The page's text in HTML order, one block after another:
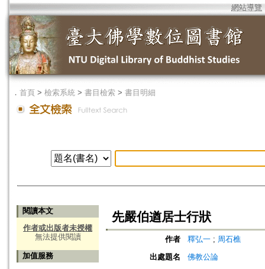
網站導覽
． 首頁 > 檢索系統 > 書目檢索 > 書目明細
閱讀本文
作者或出版者未授權
無法提供閱讀
加值服務
先嚴伯遒居士行狀
作者 釋弘一 ; 周石樵
出處題名
佛教公論